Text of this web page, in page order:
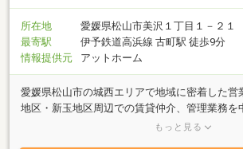
所在地
愛媛県松山市美沢１丁目１－２１
最寄駅
伊予鉄道高浜線 古町駅 徒歩9分
情報提供元
アットホーム
愛媛県松山市の城西エリアで地域に密着した営
地区・新玉地区周辺での賃貸仲介、管理業務を
不動産全般を取り扱っています。大手業者では
もっと見る